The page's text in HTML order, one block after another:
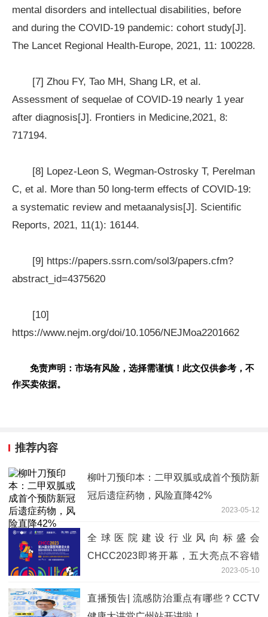
mental disorders and intellectual disabilities, before
and during the COVID-19 pandemic: cohort study[J].
The Lancet Regional Health-Europe, 2021, 11: 100228.
[7] Zhou FY, Tao MH, Shang LR, et al.
Assessment of sequelae of COVID-19 nearly 1 year
after diagnosis[J]. Frontiers in Medicine,2021, 8:
717194.
[8] Lopez-Leon S, Wegman-Ostrosky T, Perelman
C, et al. More than 50 long-term effects of COVID-19:
a systematic review and metaanalysis[J]. Scientific
Reports, 2021, 11(1): 16144.
[9] https://papers.ssrn.com/sol3/papers.cfm?
abstract_id=4375620
[10]
https://www.nejm.org/doi/10.1056/NEJMoa2201662
免责声明：市场有风险，选择需谨慎！此文仅供参考，不
作买卖依据。
推荐内容
柳叶刀预印本：二甲双胍或成首个预防新
冠后遗症药物，风险直降42%
2023-05-12
全球医院建设行业风向标盛会
CHCC2023即将开幕，五大亮点不容错
2023-05-10
直播预告| 流感防治重点有哪些？CCTV